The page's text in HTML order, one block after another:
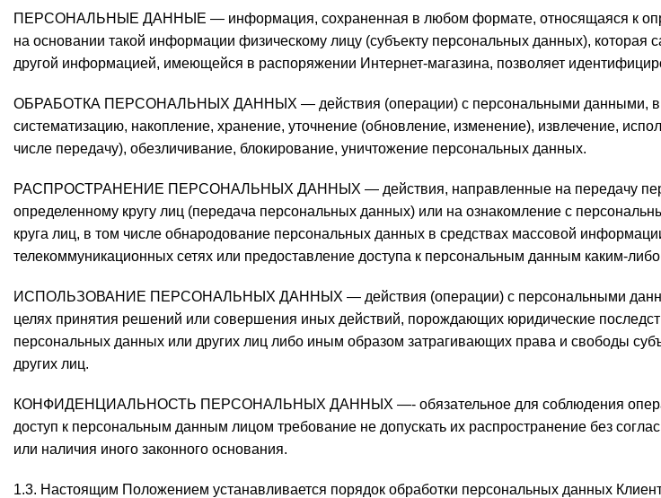
ПЕРСОНАЛЬНЫЕ ДАННЫЕ — информация, сохраненная в любом формате, относящаяся к
на основании такой информации физическому лицу (субъекту персональных данных), которая
другой информацией, имеющейся в распоряжении Интернет-магазина, позволяет
ОБРАБОТКА ПЕРСОНАЛЬНЫХ ДАННЫХ — действия (операции) с персональными данными,
систематизацию, накопление, хранение, уточнение (обновление, изменение), извлечение,
числе передачу), обезличивание, блокирование, уничтожение персональных данных.
РАСПРОСТРАНЕНИЕ ПЕРСОНАЛЬНЫХ ДАННЫХ — действия, направленные на передачу
определенному кругу лиц (передача персональных данных) или на ознакомление с
круга лиц, в том числе обнародование персональных данных в средствах массовой
телекоммуникационных сетях или предоставление доступа к персональным данным каким-
ИСПОЛЬЗОВАНИЕ ПЕРСОНАЛЬНЫХ ДАННЫХ — действия (операции) с персональными
целях принятия решений или совершения иных действий, порождающих юридические
персональных данных или других лиц либо иным образом затрагивающих права и свободы
других лиц.
КОНФИДЕНЦИАЛЬНОСТЬ ПЕРСОНАЛЬНЫХ ДАННЫХ —- обязательное для соблюдения
доступ к персональным данным лицом требование не допускать их распространение без
или наличия иного законного основания.
1.3. Настоящим Положением устанавливается порядок обработки персональных данных